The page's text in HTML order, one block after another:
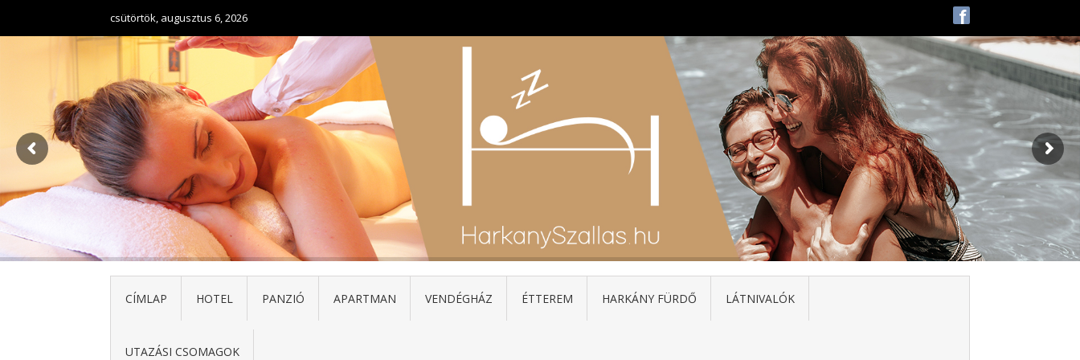
csütörtök, augusztus 6, 2026 f
CÍMLAP HOTEL PANZIÓ APARTMAN VENDÉGHÁZ ÉTTEREM HARKÁNY FÜRDŐ LÁTNIVALÓK
UTAZÁSI CSOMAGOK